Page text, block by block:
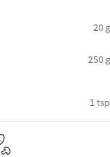
20 g
250 g
1 tsp